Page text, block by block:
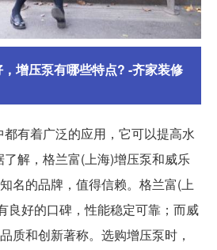
增压泵有哪些特点? -齐家装修
有着广泛的应用，它可以提高水
解，格兰富(上海)增压泵和威乐
名的品牌，值得信赖。格兰富(上
良好的口碑，性能稳定可靠；而威
质和创新著称。选购增压泵时，